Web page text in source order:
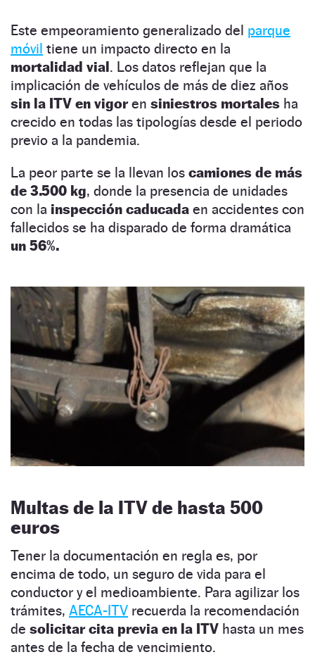
Este empeoramiento generalizado del parque
móvil tiene un impacto directo en la
mortalidad vial. Los datos reflejan que la
implicación de vehículos de más de diez años
sin la ITV en vigoren siniestros mortales ha
crecido en todas las tipologías desde el periodo
previo a la pandemia.
La peor parte se la llevan los camiones de más
de 3.500 kg, donde la presencia de unidades
con la inspección caducada en accidentes con
fallecidos se ha disparado de forma dramática
un 56%.
Multas de la ITVde hasta 500
euros
Tener la documentación en regla es, por
encima de todo, un seguro de vida para el
conductor y el medioambiente. Para agilizar los
trámites, AECA-ITV recuerda la recomendación
de solicitar cita previa en la ITV hasta un mes
antes de la fecha de vencimiento.